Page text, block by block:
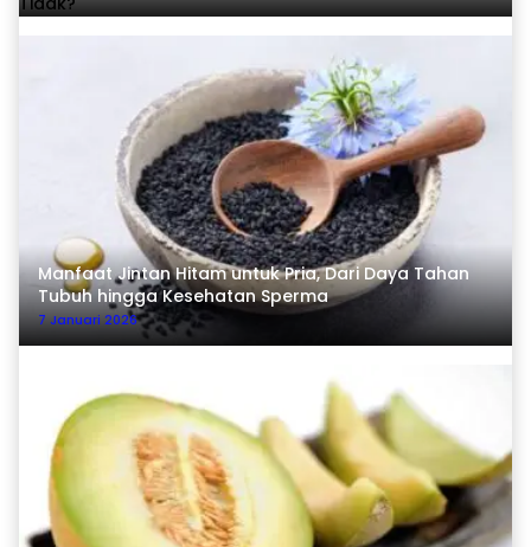
Manfaat Jintan Hitam untuk Pria, Dari Daya Tahan
Tubuh hingga Kesehatan Sperma
7 Januari 2026